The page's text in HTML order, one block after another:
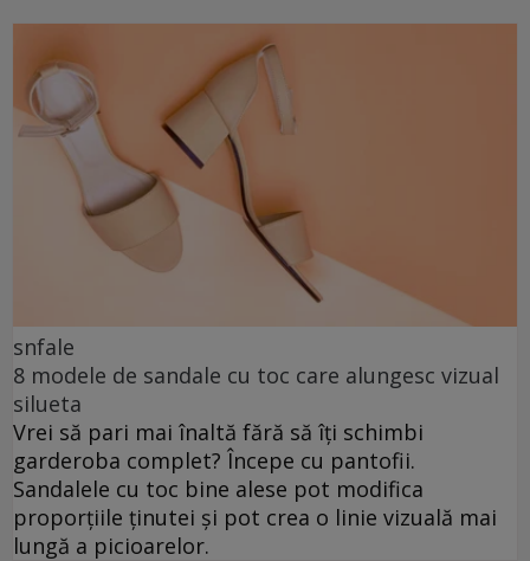
snfale
8 modele de sandale cu toc care alungesc vizual
silueta
Vrei să pari mai înaltă fără să îți schimbi
garderoba complet? Începe cu pantofii.
Sandalele cu toc bine alese pot modifica
proporțiile ținutei și pot crea o linie vizuală mai
lungă a picioarelor.